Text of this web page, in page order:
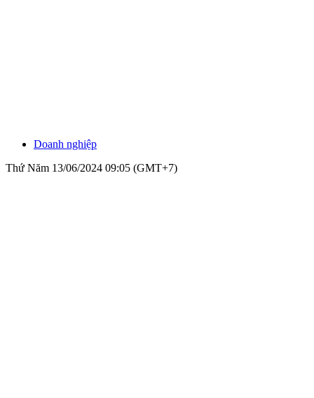
Doanh nghiệp
Thứ Năm 13/06/2024 09:05 (GMT+7)